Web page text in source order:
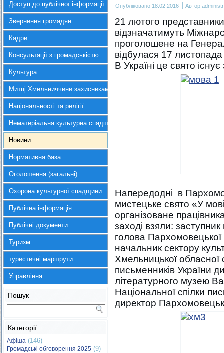
Доступ до публічної інформації
Звернення громадян
Кадри
Консультації з громадськістю
Культура
Митці Хмельниччини захисникам України
Національності та релігії
Нематеріальна культурна спадщина
Новини
Нормативна база
Оголошення (загальні)
Охорона культурної спадщини
Публічна інформація
Публічні документи
Туризм
туристичні маршрути
Управління
Пошук
Категорії
Афіша (146)
Громадські обговорення 2025 (9)
Опубліковано 18.02.2016 | Автор
21 лютого
відзначатимуть
проголошене на
відбулася 17
В Україні це свято
Напередодні в
мистецьке свято «У
організоване
заході взяли: заступник
голова
начальник сектору
Хмельницької обласної
письменників України
літературного музею
Національної спілки
директор